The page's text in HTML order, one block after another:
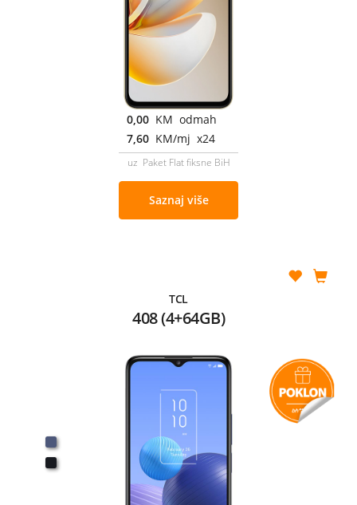
0,00 KM odmah
7,60 KM/mj x24
uz Paket Flat fiksne BiH
Saznaj više
TCL
408 (4+64GB)